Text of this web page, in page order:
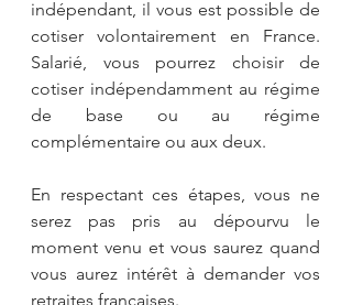
indépendant, il vous est possible de
cotiser volontairement en France.
Salarié, vous pourrez choisir de
cotiser indépendamment au régime
de base ou au régime
complémentaire ou aux deux.
En respectant ces étapes, vous ne
serez pas pris au dépourvu le
moment venu et vous saurez quand
vous aurez intérêt à demander vos
retraites françaises.